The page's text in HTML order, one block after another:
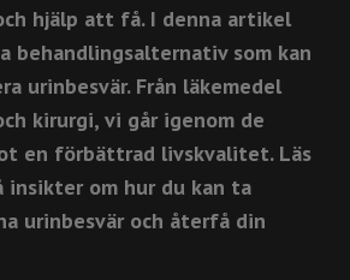
hjälp att få. I denna artikel
behandlingsalternativ som kan
urinbesvär. Från läkemedel
kirurgi, vi går igenom de
en förbättrad livskvalitet. Läs
om hur du kan ta
urinbesvär och återfå din